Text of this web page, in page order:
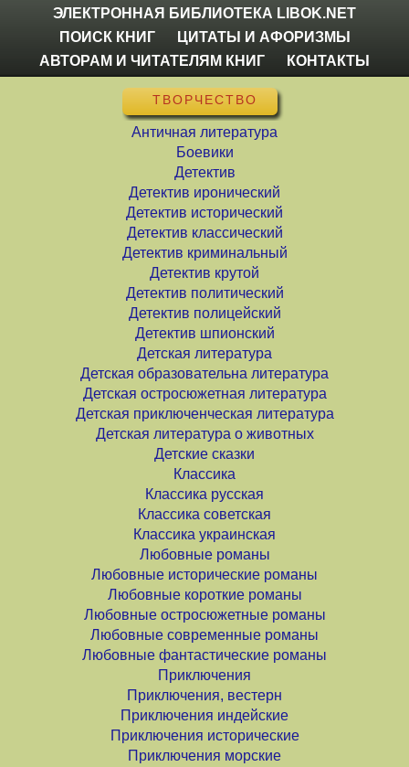
ЭЛЕКТРОННАЯ БИБЛИОТЕКА LIBOK.NET
ПОИСК КНИГ
ЦИТАТЫ И АФОРИЗМЫ
АВТОРАМ И ЧИТАТЕЛЯМ КНИГ
КОНТАКТЫ
ТВОРЧЕСТВО
Античная литература
Боевики
Детектив
Детектив иронический
Детектив исторический
Детектив классический
Детектив криминальный
Детектив крутой
Детектив политический
Детектив полицейский
Детектив шпионский
Детская литература
Детская образовательна литература
Детская остросюжетная литература
Детская приключенческая литература
Детская литература о животных
Детские сказки
Классика
Классика русская
Классика советская
Классика украинская
Любовные романы
Любовные исторические романы
Любовные короткие романы
Любовные остросюжетные романы
Любовные современные романы
Любовные фантастические романы
Приключения
Приключения, вестерн
Приключения индейские
Приключения исторические
Приключения морские